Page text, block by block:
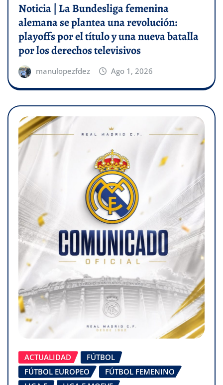
Noticia | La Bundesliga femenina
alemana se plantea una revolución:
playoffs por el título y una nueva batalla
por los derechos televisivos
manulopezfdez Ago 1, 2026
ACTUALIDAD
FÚTBOL
FÚTBOL EUROPEO
FÚTBOL FEMENINO